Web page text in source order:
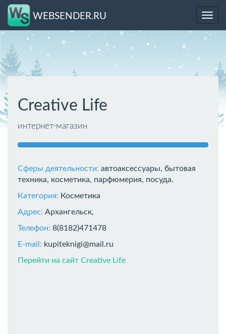
WEBSENDER.RU
Creative Life
интернет-магазин
Сферы деятельности: автоаксессуары, бытовая
техника, косметика, парфюмерия, посуда.
Категория: Косметика
Адрес: Архангельск,
Телефон: 8(8182)471478
E-mail: kupiteknigi@mail.ru
Перейти на сайт Creative Life